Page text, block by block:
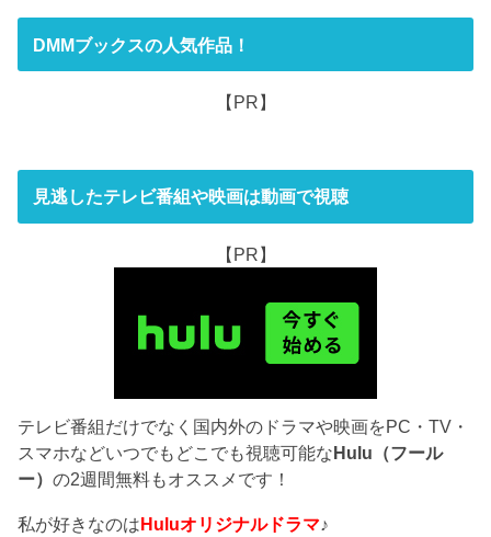
DMMブックスの人気作品！
【PR】
見逃したテレビ番組や映画は動画で視聴
【PR】
テレビ番組だけでなく国内外のドラマや映画をPC・TV・
スマホなどいつでもどこでも視聴可能なHulu（フール
ー）の2週間無料もオススメです！
私が好きなのはHuluオリジナルドラマ♪